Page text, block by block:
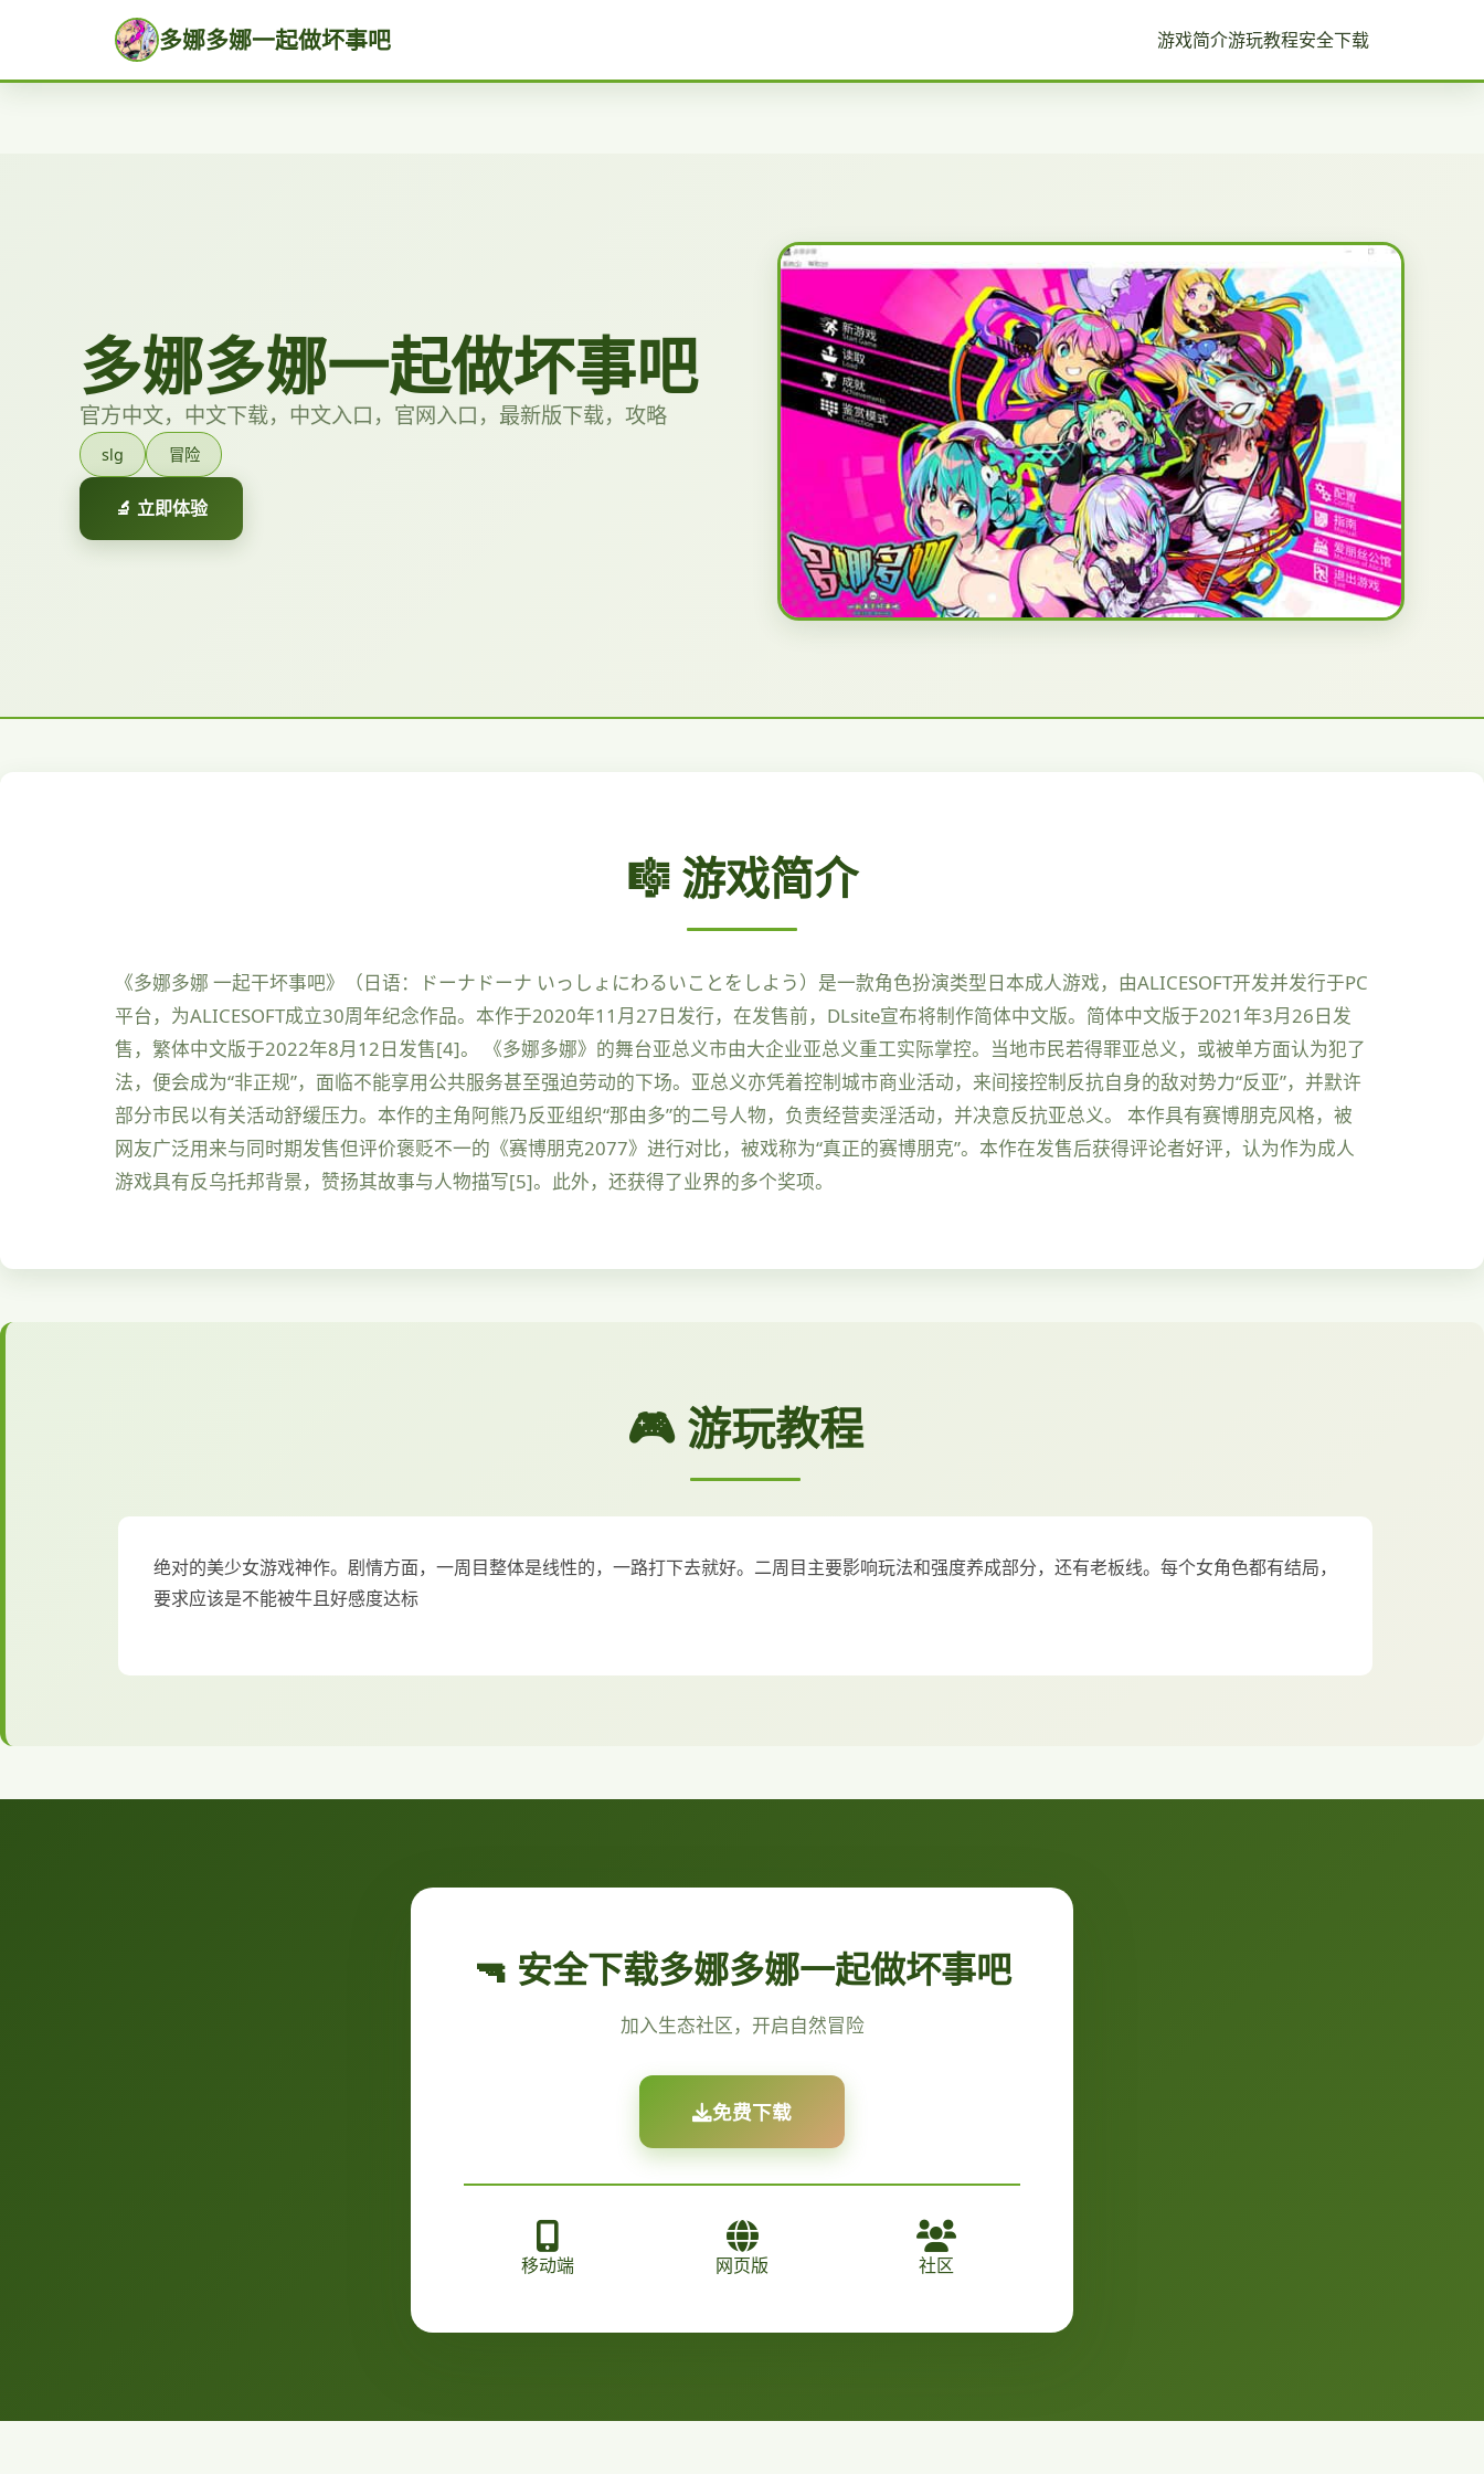
多娜多娜一起做坏事吧 游戏简介游玩教程安全下载
多娜多娜一起做坏事吧
官方中文，中文下载，中文入口，官网入口，最新版下载，攻略
slg 冒险
🔬 立即体验
🎼 游戏简介
《多娜多娜 一起干坏事吧》（日语：ドーナドーナ いっしょにわるいことをしよう）是一款角色扮演类型日本成人游戏，由ALICESOFT开发并发行于PC
平台，为ALICESOFT成立30周年纪念作品。本作于2020年11月27日发行，在发售前，DLsite宣布将制作简体中文版。简体中文版于2021年3月26日发
售，繁体中文版于2022年8月12日发售[4]。 《多娜多娜》的舞台亚总义市由大企业亚总义重工实际掌控。当地市民若得罪亚总义，或被单方面认为犯了
法，便会成为“非正规”，面临不能享用公共服务甚至强迫劳动的下场。亚总义亦凭着控制城市商业活动，来间接控制反抗自身的敌对势力“反亚”，并默许
部分市民以有关活动舒缓压力。本作的主角阿熊乃反亚组织“那由多”的二号人物，负责经营卖淫活动，并决意反抗亚总义。 本作具有赛博朋克风格，被
网友广泛用来与同时期发售但评价褒贬不一的《赛博朋克2077》进行对比，被戏称为“真正的赛博朋克”。本作在发售后获得评论者好评，认为作为成人
游戏具有反乌托邦背景，赞扬其故事与人物描写[5]。此外，还获得了业界的多个奖项。
🎮 游玩教程
绝对的美少女游戏神作。剧情方面，一周目整体是线性的，一路打下去就好。二周目主要影响玩法和强度养成部分，还有老板线。每个女角色都有结局，
要求应该是不能被牛且好感度达标
🔫 安全下载多娜多娜一起做坏事吧
加入生态社区，开启自然冒险
免费下载
移动端 网页版 社区